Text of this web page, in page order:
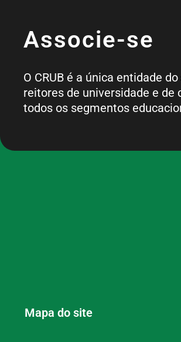
Associe-se
O CRUB é a única entidade
reitores de universidade e de
todos os segmentos
Mapa do site